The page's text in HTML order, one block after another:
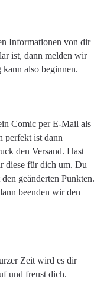
Informationen von dir
ist, dann melden wir
also beginnen.
Comic per E-Mail als
perfekt ist dann
den Versand. Hast
diese für dich um. Du
geänderten Punkten.
beenden wir den
Zeit wird es dir
und freust dich.